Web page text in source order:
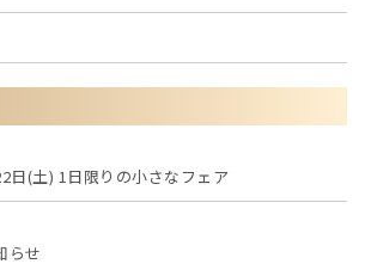
日(土) 1日限りの小さなフェア
らせ